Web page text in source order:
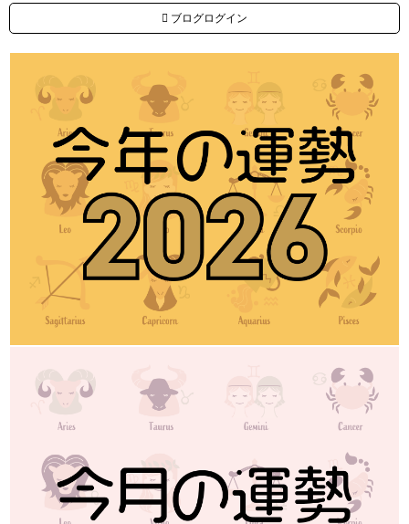
ブログログイン